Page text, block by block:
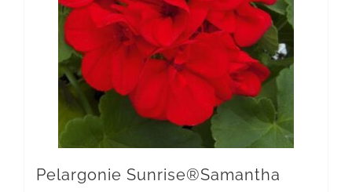
Pelargonie Sunrise®Samantha